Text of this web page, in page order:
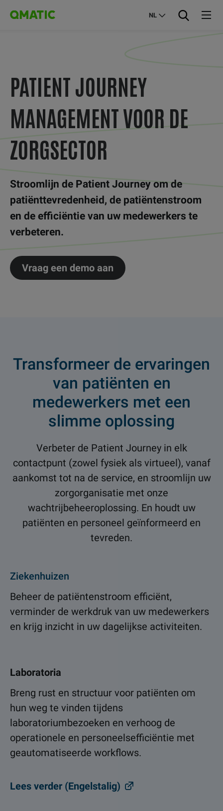
NL
PATIENT JOURNEY
MANAGEMENT VOOR DE
ZORGSECTOR
Stroomlijn de Patient Journey om de
patiënttevredenheid, de patiëntenstroom
en de efficiëntie van uw medewerkers te
verbeteren.
Vraag een demo aan
Transformeer de ervaringen
van patiënten en
medewerkers met een
slimme oplossing
Verbeter de Patient Journey in elk
contactpunt (zowel fysiek als virtueel), vanaf
aankomst tot na de service, en stroomlijn uw
zorgorganisatie met onze
wachtrijbeheeroplossing. En houdt uw
patiënten en personeel geïnformeerd en
tevreden.
Ziekenhuizen
Beheer de patiëntenstroom efficiënt,
verminder de werkdruk van uw medewerkers
en krijg inzicht in uw dagelijkse activiteiten.
Laboratoria
Breng rust en structuur voor patiënten om
hun weg te vinden tijdens
laboratoriumbezoeken en verhoog de
operationele en personeelsefficiëntie met
geautomatiseerde workflows.
Lees verder (Engelstalig)